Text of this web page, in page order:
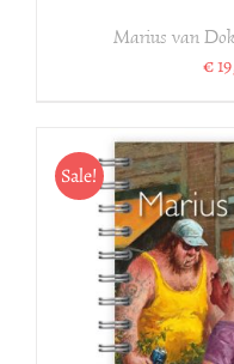
Marius van
€
Sale!